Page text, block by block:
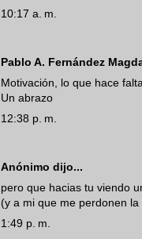
10:17 a. m.
Pablo A. Fernández
Motivación, lo que hace
Un abrazo
12:38 p. m.
Anónimo dijo...
pero que hacias tu viendo
(y a mi que me perdonen
1:49 p. m.